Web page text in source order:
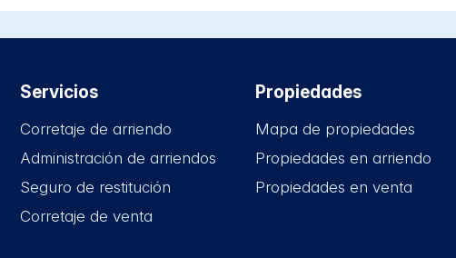
Servicios
Corretaje de arriendo
Administración de arriendos
Seguro de restitución
Corretaje de venta
Propiedades
Mapa de propiedades
Propiedades en arriendo
Propiedades en venta